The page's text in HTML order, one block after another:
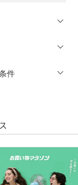
リー・腕時計
絞り込み
～ ％OFF
件
ア 絞り込み